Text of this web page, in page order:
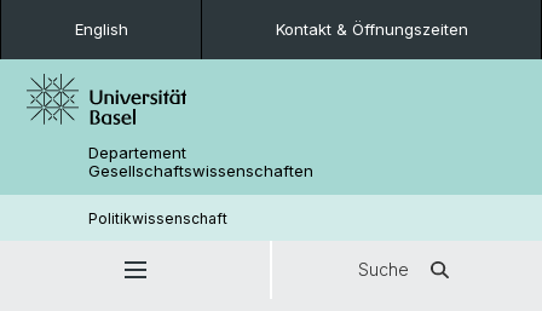
English Kontakt & Öffnungszeiten
Departement
Gesellschaftswissenschaften
Politikwissenschaft
Suche